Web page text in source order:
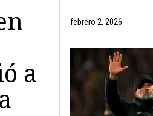
a
febrero 2, 2026